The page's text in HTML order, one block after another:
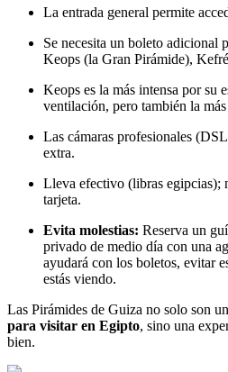
La entrada general permite
Se necesita un boleto adicional
Keops (la Gran Pirámide),
Keops es la más intensa por su
ventilación, pero también la
Las cámaras profesionales
extra.
Lleva efectivo (libras egipcias);
tarjeta.
Evita molestias: Reserva un
privado de medio día con una
ayudará con los boletos, evitar
estás viendo.
Las Pirámides de Guiza no solo son
para visitar en Egipto, sino una
bien.